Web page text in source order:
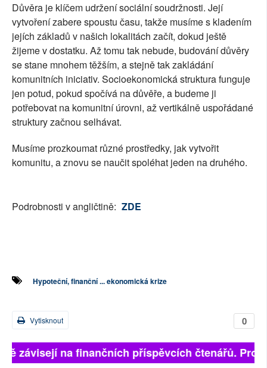
Důvěra je klíčem udržení sociální soudržnosti. Její
vytvoření zabere spoustu času, takže musíme s kladením
jejích základů v našich lokalitách začít, dokud ještě
žijeme v dostatku. Až tomu tak nebude, budování důvěry
se stane mnohem těžším, a stejně tak zakládání
komunitních iniciativ. Socioekonomická struktura funguje
jen potud, pokud spočívá na důvěře, a budeme ji
potřebovat na komunitní úrovni, až vertikálně uspořádané
struktury začnou selhávat.
Musíme prozkoumat různé prostředky, jak vytvořit
komunitu, a znovu se naučit spoléhat jeden na druhého.
Podrobnosti v angličtině: ZDE
Hypoteční, finanční ... ekonomická krize
0
Vytisknout
závisejí na finančních příspěvcích čtenářů.